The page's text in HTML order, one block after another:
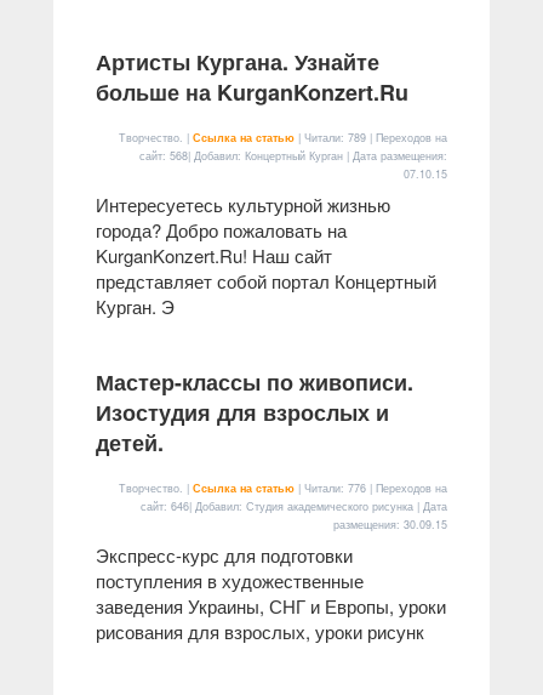
Артисты Кургана. Узнайте
больше на KurganKonzert.Ru
Творчество. | Ссылка на статью | Читали: 789 | Переходов на
сайт: 568| Добавил: Концертный Курган | Дата размещения:
07.10.15
Интересуетесь культурной жизнью
города? Добро пожаловать на
KurganKonzert.Ru! Наш сайт
представляет собой портал Концертный
Курган. Э
Мастер-классы по живописи.
Изостудия для взрослых и
детей.
Творчество. | Ссылка на статью | Читали: 776 | Переходов на
сайт: 646| Добавил: Студия академического рисунка | Дата
размещения: 30.09.15
Экспресс-курс для подготовки
поступления в художественные
заведения Украины, СНГ и Европы, уроки
рисования для взрослых, уроки рисунк